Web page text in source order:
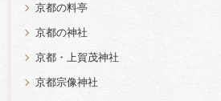
京都の料亭
京都の神社
京都・上賀茂神社
京都宗像神社